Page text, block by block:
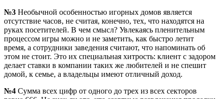
№3 Необычной особенностью игорных домов является
отсутствие часов, не считая, конечно, тех, что находятся на
руках посетителей. В чем смысл? Увлекаясь пленительным
процессом игры можно и не заметить, как быстро летит
время, а сотрудники заведения считают, что напоминать об
этом не стоит. Это их специальная хитрость: клиент с задором
делает ставки в компании таких же любителей и не спешит
домой, к семье, а владельцы имеют отличный доход.
№4 Сумма всех цифр от одного до трех из всех секторов